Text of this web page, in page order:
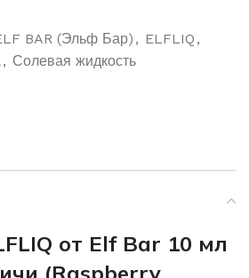
BAR (Эльф Бар) , ELFLIQ ,
, Солевая жидкость
от Elf Bar 10 мл
(Raspberry